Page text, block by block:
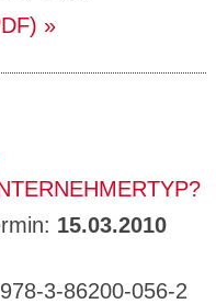
15.03.2010
3-86200-056-2